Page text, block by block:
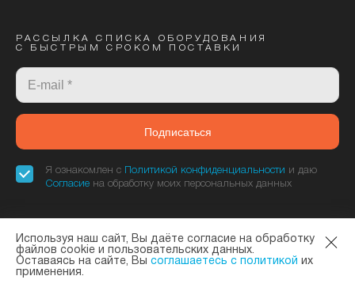
РАССЫЛКА СПИСКА ОБОРУДОВАНИЯ
С БЫСТРЫМ СРОКОМ ПОСТАВКИ
Подписаться
Я ознакомлен с Политикой конфиденциальности и даю
Согласие на обработку моих персональных данных
«Элтекс Коммуникации» - официальный дилер завода ELTEX. © 2013—
2026Политика конфиденциальностииСогласие на обработку данных
Используя наш сайт, Вы даёте согласие на обработку
файлов cookie и пользовательских данных.
Оставаясь на сайте, Вы соглашаетесь с политикой их
применения.